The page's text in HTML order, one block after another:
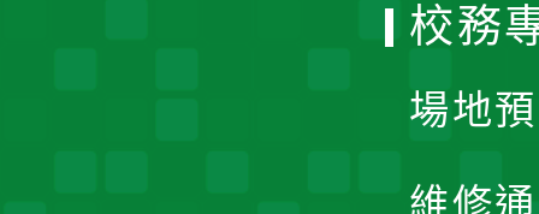
校務
場地
維修